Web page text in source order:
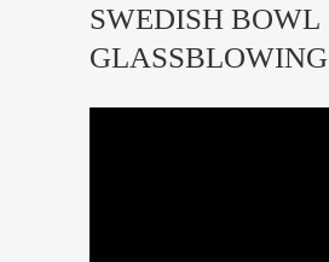
SWEDISH BOWL
GLASSBLOWING